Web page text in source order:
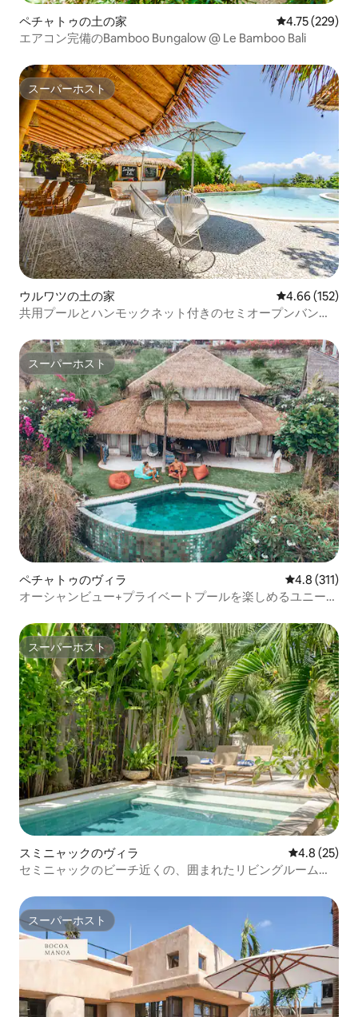
ペチャトゥの土の家 レビュー229
4.75 (229)
エアコン完備のBamboo Bungalow @ Le Bamboo Bali
スーパーホスト
スーパーホスト
ウルワツの土の家 レビュー152
4.66 (152)
共用プールとハンモックネット付きのセミオープンバンガ
スーパーホスト
スーパーホスト
ペチャトゥのヴィラ レビュー311
4.8 (311)
オーシャンビュー+プライベートプールを楽しめるユニーク
スーパーホスト
スーパーホスト
スミニャックのヴィラ レビュー25
4.8 (25)
セミニャックのビーチ近くの、囲まれたリビングルームが
スーパーホスト
スーパーホスト